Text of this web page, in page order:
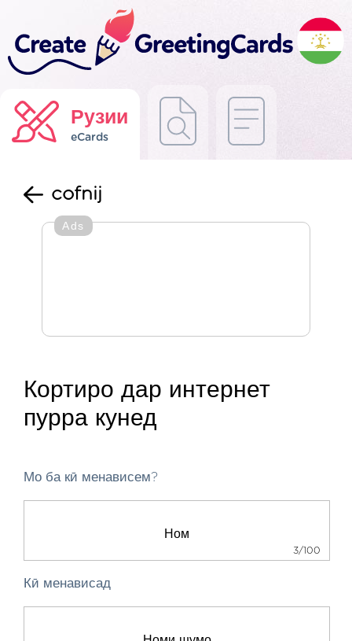
Рузии
eCards
cofnij
Ads
Кортиро дар интернет
пурра кунед
Мо ба кӣ менависем?
3/100
Кӣ менависад